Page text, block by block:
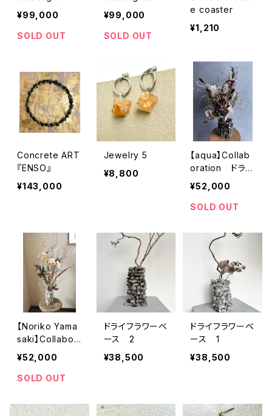
¥99,000
SOLD OUT
¥99,000
SOLD OUT
e coaster
¥1,210
Concrete ART
『ENSO』
¥143,000
Jewelry 5
¥8,800
【aqua】Collab
oration ドライ
フラワーベース4
¥52,000
SOLD OUT
【Noriko Yama
saki】Collabor
ation ドライフ
ラワーベース3
¥52,000
SOLD OUT
ドライフラワーベ
ース 2
¥38,500
ドライフラワーベ
ース 1
¥38,500